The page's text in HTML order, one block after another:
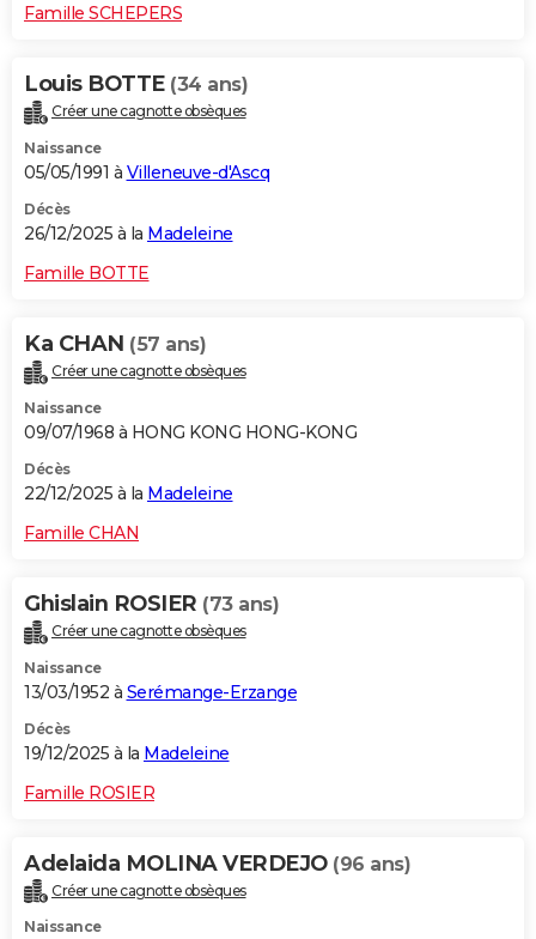
Famille SCHEPERS
Louis BOTTE (34 ans)
Créer une cagnotte obsèques
Naissance
05/05/1991 à Villeneuve-d'Ascq
Décès
26/12/2025 à la Madeleine
Famille BOTTE
Ka CHAN (57 ans)
Créer une cagnotte obsèques
Naissance
09/07/1968 à HONG KONG HONG-KONG
Décès
22/12/2025 à la Madeleine
Famille CHAN
Ghislain ROSIER (73 ans)
Créer une cagnotte obsèques
Naissance
13/03/1952 à Serémange-Erzange
Décès
19/12/2025 à la Madeleine
Famille ROSIER
Adelaida MOLINA VERDEJO (96 ans)
Créer une cagnotte obsèques
Naissance